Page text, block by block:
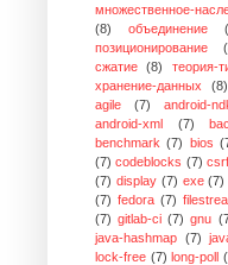
множественное-
(8)
объединение
позиционирование
сжатие
(8) теория-
хранение-данных
(8)
agile
(7) android-
android-xml
(7)
benchmark (7) bios
(7) codeblocks (7) csrf
(7) display (7) exe (7)
(7) fedora (7)
(7) gitlab-ci (7) gnu
java-hashmap (7)
lock-free (7) long-poll